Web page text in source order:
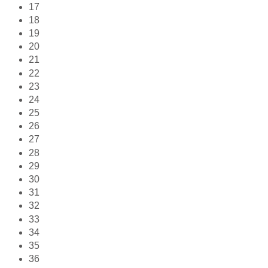
17
18
19
20
21
22
23
24
25
26
27
28
29
30
31
32
33
34
35
36